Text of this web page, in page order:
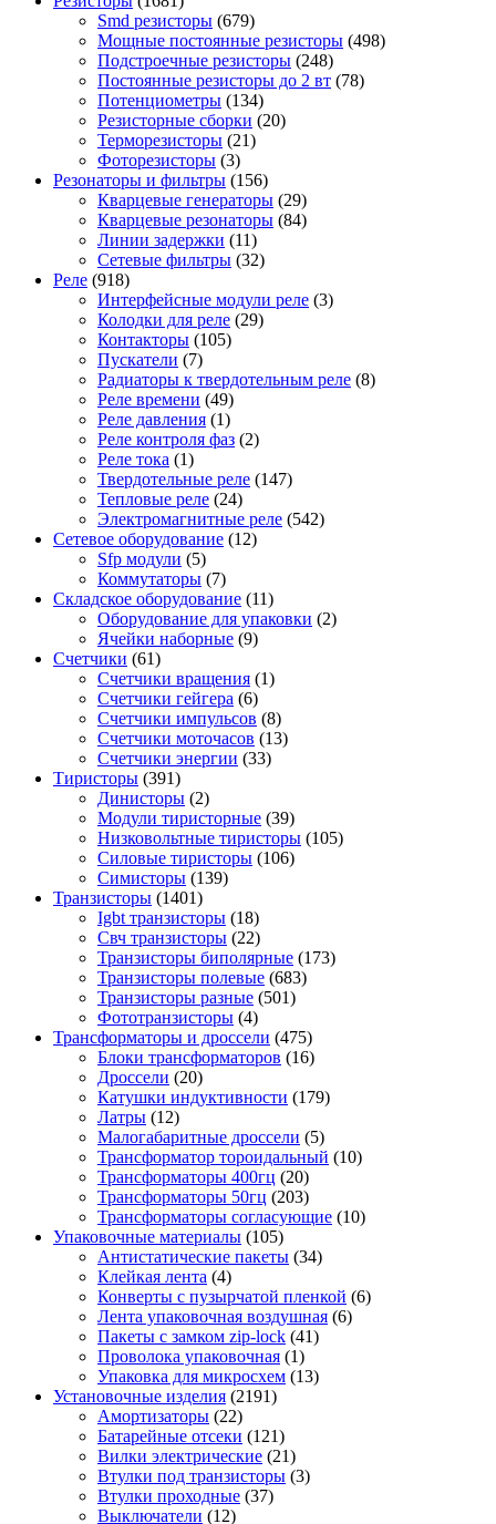
Smd резисторы (679)
Мощные постоянные резисторы (498)
Подстроечные резисторы (248)
Постоянные резисторы до 2 вт (78)
Потенциометры (134)
Резисторные сборки (20)
Терморезисторы (21)
Фоторезисторы (3)
Резонаторы и фильтры (156)
Кварцевые генераторы (29)
Кварцевые резонаторы (84)
Линии задержки (11)
Сетевые фильтры (32)
Реле (918)
Интерфейсные модули реле (3)
Колодки для реле (29)
Контакторы (105)
Пускатели (7)
Радиаторы к твердотельным реле (8)
Реле времени (49)
Реле давления (1)
Реле контроля фаз (2)
Реле тока (1)
Твердотельные реле (147)
Тепловые реле (24)
Электромагнитные реле (542)
Сетевое оборудование (12)
Sfp модули (5)
Коммутаторы (7)
Складское оборудование (11)
Оборудование для упаковки (2)
Ячейки наборные (9)
Счетчики (61)
Счетчики вращения (1)
Счетчики гейгера (6)
Счетчики импульсов (8)
Счетчики моточасов (13)
Счетчики энергии (33)
Тиристоры (391)
Динисторы (2)
Модули тиристорные (39)
Низковольтные тиристоры (105)
Силовые тиристоры (106)
Симисторы (139)
Транзисторы (1401)
Igbt транзисторы (18)
Свч транзисторы (22)
Транзисторы биполярные (173)
Транзисторы полевые (683)
Транзисторы разные (501)
Фототранзисторы (4)
Трансформаторы и дроссели (475)
Блоки трансформаторов (16)
Дроссели (20)
Катушки индуктивности (179)
Латры (12)
Малогабаритные дроссели (5)
Трансформатор тороидальный (10)
Трансформаторы 400гц (20)
Трансформаторы 50гц (203)
Трансформаторы согласующие (10)
Упаковочные материалы (105)
Антистатические пакеты (34)
Клейкая лента (4)
Конверты с пузырчатой пленкой (6)
Лента упаковочная воздушная (6)
Пакеты с замком zip-lock (41)
Проволока упаковочная (1)
Упаковка для микросхем (13)
Установочные изделия (2191)
Амортизаторы (22)
Батарейные отсеки (121)
Вилки электрические (21)
Втулки под транзисторы (3)
Втулки проходные (37)
Выключатели (12)